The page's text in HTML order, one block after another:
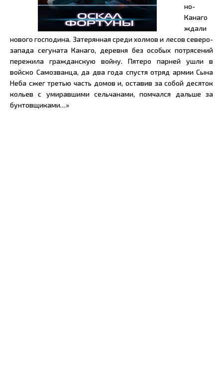
но-
Канаго
ждали
нового господина. Затерянная среди холмов и лесов северо-
запада сегуната Канаго, деревня без особых потрясений
пережила гражданскую войну. Пятеро парней ушли в
войско Самозванца, да два года спустя отряд армии Сына
Неба сжег третью часть домов и, оставив за собой десяток
кольев с умиравшими сельчанами, помчался дальше за
бунтовщиками…»